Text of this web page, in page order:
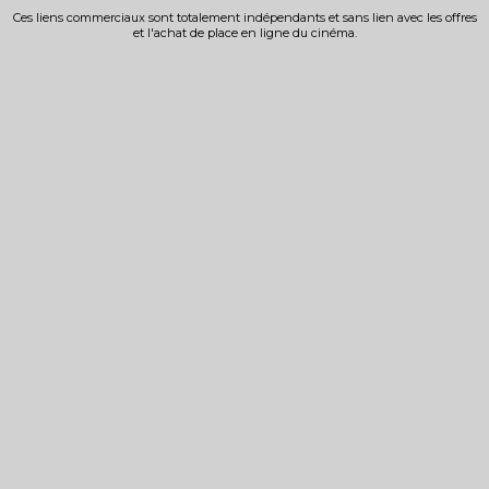
Ces liens commerciaux sont totalement indépendants et sans lien avec les offres
et l'achat de place en ligne du cinéma.